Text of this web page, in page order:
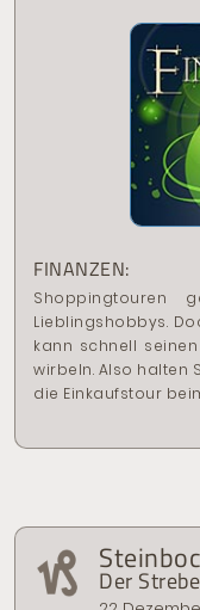
FINANZEN:
Shoppingtouren
Lieblingshobbys.
kann schnell
wirbeln. Also halten
die Einkaufstour
Der